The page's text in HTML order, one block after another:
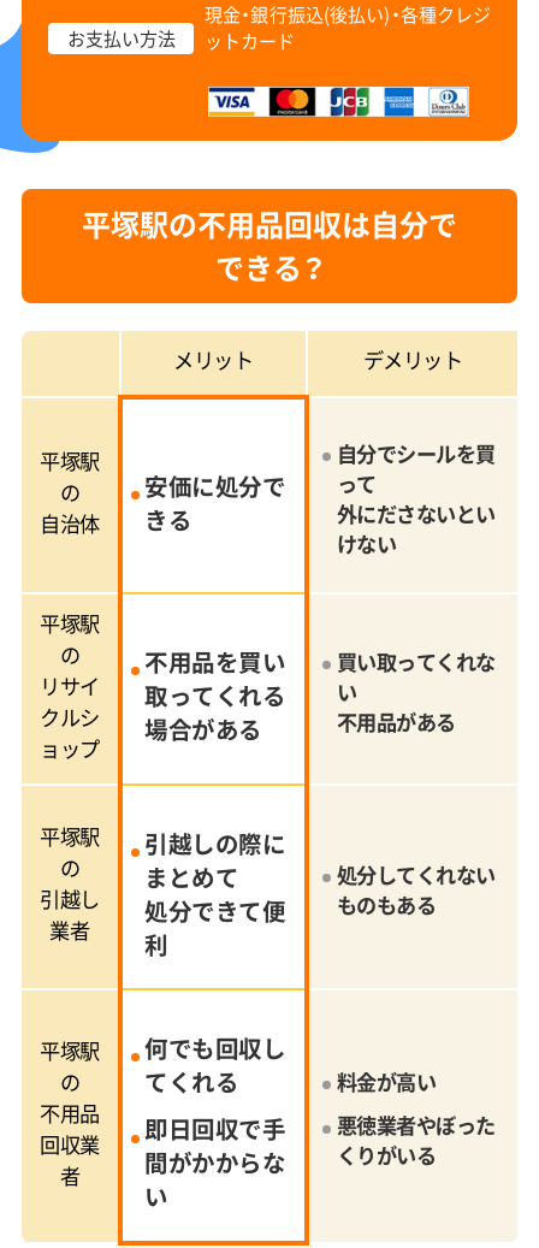
お支払い方法
現金・銀行振込(後払い)・各種クレジ
ットカード
平塚駅の不用品回収は自分で
できる？
メリット デメリット
平塚駅
の
自治体
安価に処分で
きる
自分でシールを買
って
外にださないとい
けない
平塚駅
の
リサイ
クルシ
ョップ
不用品を買い
取ってくれる
場合がある
買い取ってくれな
い
不用品がある
平塚駅
の
引越し
業者
引越しの際に
まとめて
処分できて便
利
処分してくれない
ものもある
平塚駅
の
不用品
回収業
者
何でも回収し
てくれる
即日回収で手
間がかからな
い
料金が高い
悪徳業者やぼった
くりがいる